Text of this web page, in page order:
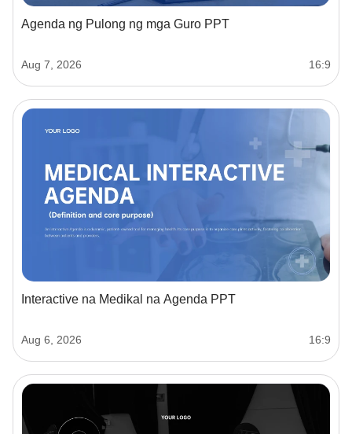
Agenda ng Pulong ng mga Guro PPT
Aug 7, 2026 16:9
Interactive na Medikal na Agenda PPT
Aug 6, 2026 16:9